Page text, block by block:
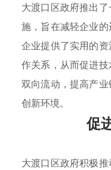
大渡口区政府推出了
施，旨在减轻企业
企业提供了实用的
作关系，从而促进
双向流动，提高产
创新环境。
促
大渡口区政府积极